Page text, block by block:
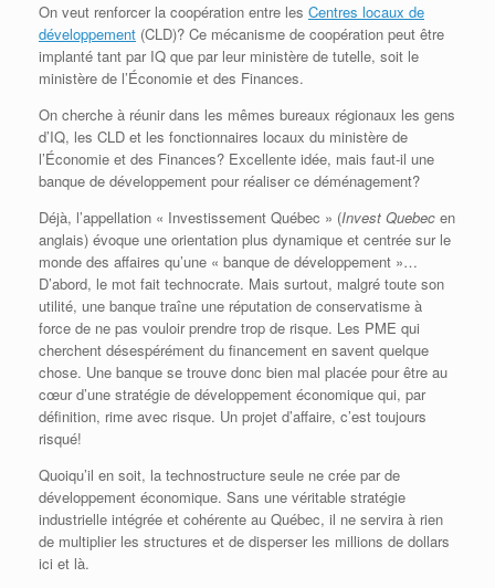
On veut renforcer la coopération entre les Centres locaux de
développement (CLD)? Ce mécanisme de coopération peut être
implanté tant par IQ que par leur ministère de tutelle, soit le
ministère de l’Économie et des Finances.
On cherche à réunir dans les mêmes bureaux régionaux les gens
d’IQ, les CLD et les fonctionnaires locaux du ministère de
l’Économie et des Finances? Excellente idée, mais faut-il une
banque de développement pour réaliser ce déménagement?
Déjà, l’appellation « Investissement Québec » (Invest Quebec en
anglais) évoque une orientation plus dynamique et centrée sur le
monde des affaires qu’une « banque de développement »…
D’abord, le mot fait technocrate. Mais surtout, malgré toute son
utilité, une banque traîne une réputation de conservatisme à
force de ne pas vouloir prendre trop de risque. Les PME qui
cherchent désespérément du financement en savent quelque
chose. Une banque se trouve donc bien mal placée pour être au
cœur d’une stratégie de développement économique qui, par
définition, rime avec risque. Un projet d’affaire, c’est toujours
risqué!
Quoiqu’il en soit, la technostructure seule ne crée par de
développement économique. Sans une véritable stratégie
industrielle intégrée et cohérente au Québec, il ne servira à rien
de multiplier les structures et de disperser les millions de dollars
ici et là.